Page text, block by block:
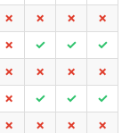
✗ ✗ ✗
✗
✗ ✓ ✓
✓
✗ ✗ ✗
✗
✗ ✓ ✓
✓
✗ ✗ ✗
✗